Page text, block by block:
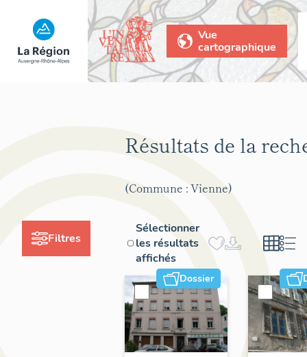
Vue
cartographique
Filtres
Résultats de la
(Commune : Vienne)
Sélectionner
les résultats
affichés
Dossier